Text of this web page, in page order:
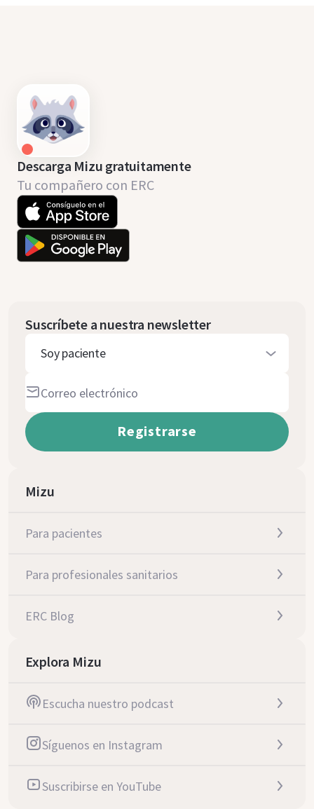
Descarga Mizu gratuitamente
Tu compañero con ERC
Suscríbete a nuestra newsletter
Soy paciente
Mizu
Para pacientes
Para profesionales sanitarios
ERC Blog
Explora Mizu
Escucha nuestro podcast
Síguenos en Instagram
Suscribirse en YouTube